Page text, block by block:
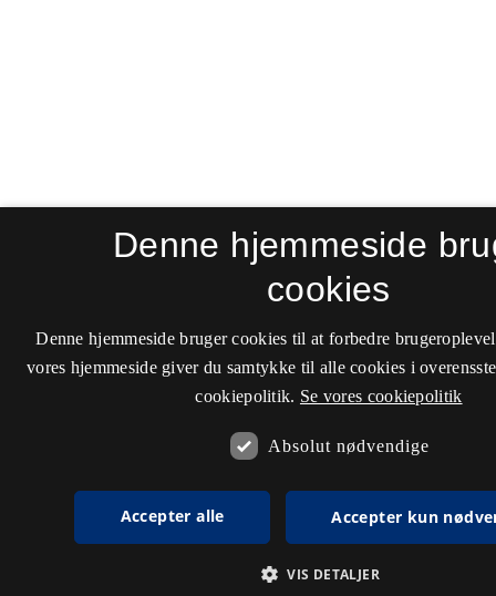
Denne hjemmeside
cookies
Denne hjemmeside bruger cookies til at forbedre
vores hjemmeside giver du samtykke til alle cookies i
cookiepolitik. Se vores cookiepolitik
Absolut nødvendige
Accepter alle Accepter kun
VIS DETALJER